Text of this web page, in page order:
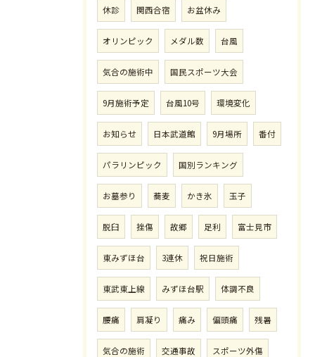
休診 関西合宿 お盆休み
オリンピック メダル数 台風
気合の施術中 国民スポーツ大会
9月施術予定 台風10号 環境変化
お知らせ 日本武道館 9月場所 番付
パラリンピック 国別ランキング
お墓参り 蕎麦 かき氷 玉子
脱臼 挫傷 故郷 足利 富士見市
東みずほ台 3連休 祝日施術
東武東上線 みずほ台駅 体調不良
腰痛 肩凝り 痛み 偏頭痛 残暑
気合の施術 交通事故 スポーツ外傷